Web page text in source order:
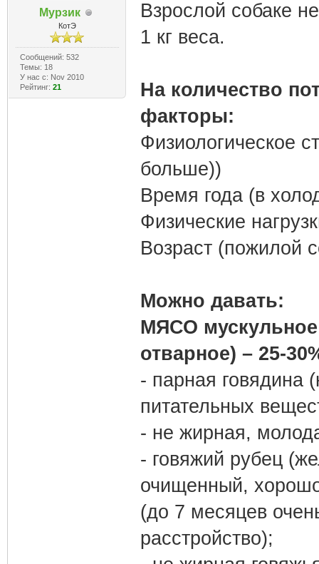
Мурзик
КотЭ
Сообщений: 532
Темы: 18
У нас с: Nov 2010
Рейтинг: 21
Взрослой собаке
1 кг веса.
На количество
факторы:
Физиологическое
больше))
Время года (в
Физические
Возраст (пожилой
Можно давать:
МЯСО
отварное) – 25-
- парная говядина
питательных
- не жирная,
- говяжий рубец
очищенный,
(до 7 месяцев
расстройство);